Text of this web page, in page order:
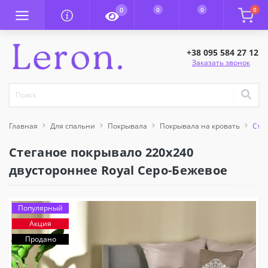
0 0 0 0
+38 095 584 27 12
Заказать звонок
Главная Для спальни Покрывала Покрывала на кровать
Стеганое покрывало 220x240
двустороннее Royal Серо-Бежевое
Популярный
Акция
Продано